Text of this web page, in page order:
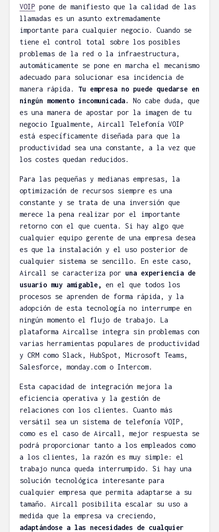
VOIP pone de manifiesto que la calidad de las
llamadas es un asunto extremadamente
importante para cualquier negocio. Cuando se
tiene el control total sobre los posibles
problemas de la red o la infraestructura,
automáticamente se pone en marcha el mecanismo
adecuado para solucionar esa incidencia de
manera rápida. Tu empresa no puede quedarse en
ningún momento incomunicada.
No cabe duda, que
es una manera de apostar por la imagen de tu
negocio Igualmente, Aircall Telefonía VOIP
está específicamente diseñada para que la
productividad sea una constante, a la vez que
los costes quedan reducidos.
Para las pequeñas y medianas empresas, la
optimización de recursos siempre es una
constante y se trata de una inversión que
merece la pena realizar por el importante
retorno con el que cuenta. Si hay algo que
cualquier equipo gerente de una empresa desea
es que la instalación y el uso posterior de
cualquier sistema se sencillo. En este caso,
Aircall se caracteriza por una experiencia de
usuario muy amigable, en el que todos los
procesos se aprenden de forma rápida, y la
adopción de esta tecnología no interrumpe en
ningún momento el flujo de trabajo. La
plataforma Aircallse integra sin problemas con
varias herramientas populares de productividad
y CRM como Slack, HubSpot, Microsoft Teams,
Salesforce, monday.com o Intercom.
Esta capacidad de integración mejora la
eficiencia operativa y la gestión de
relaciones con los clientes. Cuanto más
versátil sea un sistema de telefonía VOIP,
como es el caso de Aircall, mejor respuesta se
podrá proporcionar tanto a los empleados como
a los clientes, la razón es muy simple: el
trabajo nunca queda interrumpido. Si hay una
solución tecnológica interesante para
cualquier empresa que permita adaptarse a su
tamaño. Aircall posibilita escalar su uso a
medida que la empresa va creciendo,
adaptándose a las necesidades de cualquier
contraseñas con
Wireshark
Rafa M.
10/12/2013
45
comentarios
3 minutos de
lectura
¿Cómo aprobar el
examen de ISTQB
Foundation?
45
comentarios
4 minutos de
lectura
Borrar directorio
fácilmente
plfgavilan
29/04/2013
33
comentarios
2 minutos de
lectura
y hosting:
5
14/03/